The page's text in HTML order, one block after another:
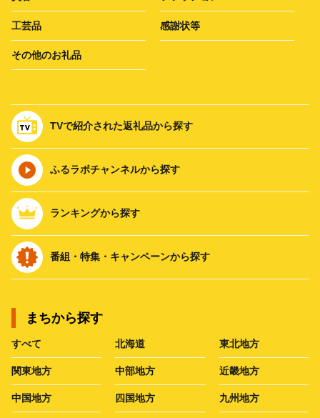
工芸品 感謝状等
その他のお礼品
TVで紹介された返礼品から探す
ふるラボチャンネルから探す
ランキングから探す
番組・特集・キャンペーンから探す
まちから探す
すべて 北海道 東北地方
関東地方 中部地方 近畿地方
中国地方 四国地方 九州地方